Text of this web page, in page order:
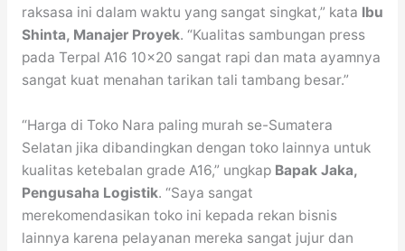
raksasa ini dalam waktu yang sangat singkat,” kata Ibu
Shinta, Manajer Proyek. “Kualitas sambungan press
pada Terpal A16 10×20 sangat rapi dan mata ayamnya
sangat kuat menahan tarikan tali tambang besar.”
“Harga di Toko Nara paling murah se-Sumatera
Selatan jika dibandingkan dengan toko lainnya untuk
kualitas ketebalan grade A16,” ungkap Bapak Jaka,
Pengusaha Logistik. “Saya sangat
merekomendasikan toko ini kepada rekan bisnis
lainnya karena pelayanan mereka sangat jujur dan